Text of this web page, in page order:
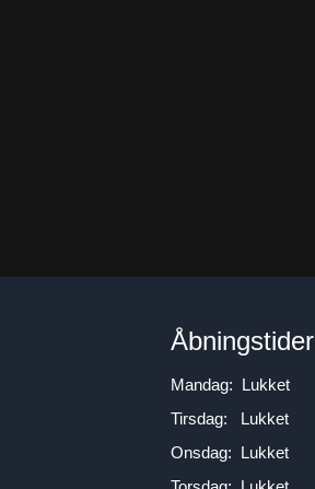
Åbningstider
Mandag: Lukket
Tirsdag: Lukket
Onsdag: Lukket